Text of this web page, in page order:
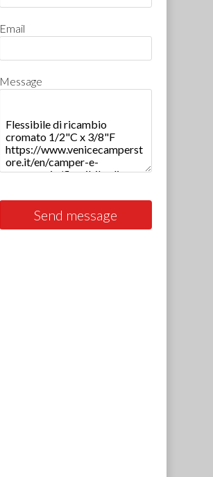
Email
Message
Send message